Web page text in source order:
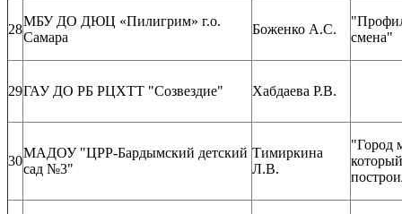
28
МБУ ДО ДЮЦ «Пилигрим» г.о.
Самара
Боженко А.С.
смена"
29ГАУ ДО РБ РЦХТТ "Созвездие" Хабдаева Р.В.
30
МАДОУ "ЦРР-Бардымский детский
сад №3"
Тимиркина
Л.В.
"Город
который